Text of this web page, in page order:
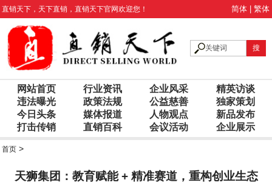
直销天下 ， 天下直销 ， 直销天下官网欢迎您！ 简体 繁体
网站首页 行业资讯 企业风采
精英访谈
违法曝光
政策法规 公益慈善
独家策划
今日头条
媒体报道 人物观点
新品发布
打击传销
直销百科 会议活动 企业展示
首页 >
天狮集团：教育赋能 + 精准赛道，重构创业生态